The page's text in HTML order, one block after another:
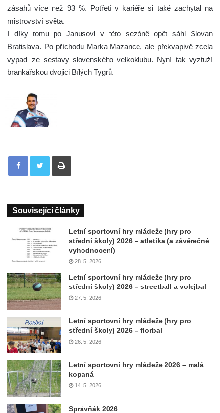
zásahů více než 93 %. Potřetí v kariéře si také zachytal na
mistrovství světa.
I díky tomu po Janusovi v této sezóně opět sáhl Slovan
Bratislava. Po příchodu Marka Mazance, ale překvapivě zcela
vypadl ze sestavy slovenského velkoklubu. Nyní tak vyztuží
brankářskou dvojici Bílých Tygrů.
Tisknout
Související články
Letní sportovní hry mládeže (hry pro
střední školy) 2026 – atletika (a závěrečné
vyhodnocení)
28. 5. 2026
Letní sportovní hry mládeže (hry pro
střední školy) 2026 – streetball a volejbal
27. 5. 2026
Letní sportovní hry mládeže (hry pro
střední školy) 2026 – florbal
26. 5. 2026
Letní sportovní hry mládeže 2026 – malá
kopaná
14. 5. 2026
Správňák 2026